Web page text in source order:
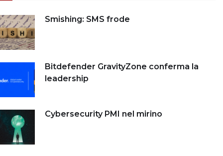
Smishing: SMS frode
Bitdefender GravityZone conferma la
leadership
Cybersecurity PMI nel mirino